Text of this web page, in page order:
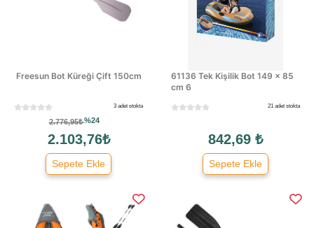
Freesun Bot Küreği Çift 150cm
3 adet stokta
2.776,95₺%24
2.103,76₺
Sepete Ekle
61136 Tek Kişilik Bot 149 × 85
cm 6
21 adet stokta
842,69 ₺
Sepete Ekle